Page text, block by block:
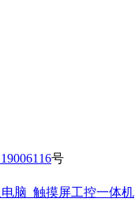
号
脑 触摸屏工控一体机